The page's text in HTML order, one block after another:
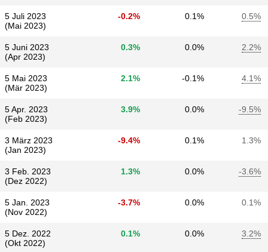
5 Juli 2023
(Mai 2023)
-0.2% 0.1% 0.5%
5 Juni 2023
(Apr 2023)
0.3% 0.0% 2.2%
5 Mai 2023
(Mär 2023)
2.1% -0.1% 4.1%
5 Apr. 2023
(Feb 2023)
3.9% 0.0% -9.5%
3 März 2023
(Jan 2023)
-9.4% 0.1% 1.3%
3 Feb. 2023
(Dez 2022)
1.3% 0.0% -3.6%
5 Jan. 2023
(Nov 2022)
-3.7% 0.0% 0.1%
5 Dez. 2022
(Okt 2022)
0.1% 0.0% 3.2%